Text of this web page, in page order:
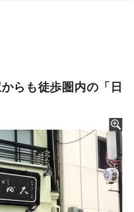
らも徒歩圏内の「日